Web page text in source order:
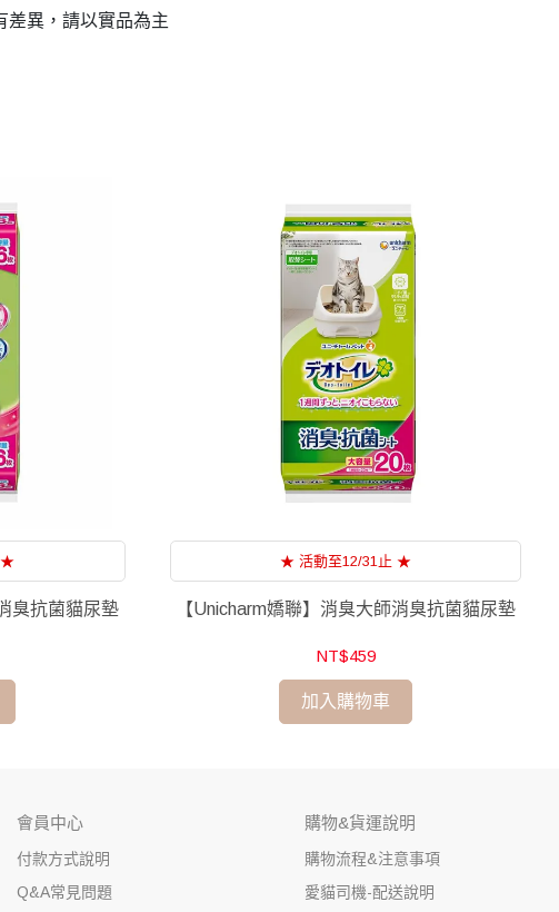
差異，請以實品為主
★
臭抗菌貓尿墊
★ 活動至12/31止 ★
【Unicharm嬌聯】消臭大師消臭抗菌貓尿墊
NT$459
加入購物車
會員中心
付款方式說明
Q&A常見問題
購物&貨運說明
購物流程&注意事項
愛貓司機-配送說明